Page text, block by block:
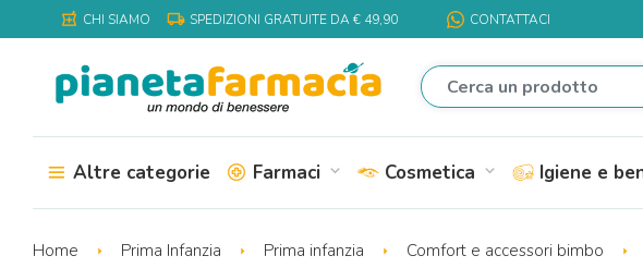
local_pharmacy CHI SIAMO local_shipping SPEDIZIONI GRATUITE DA € 49,90 CONTATTACI
Altre categorie Farmaci expand_more Cosmetica expand_more Igiene e
Home Prima Infanzia Prima infanzia Comfort e accessori bimbo